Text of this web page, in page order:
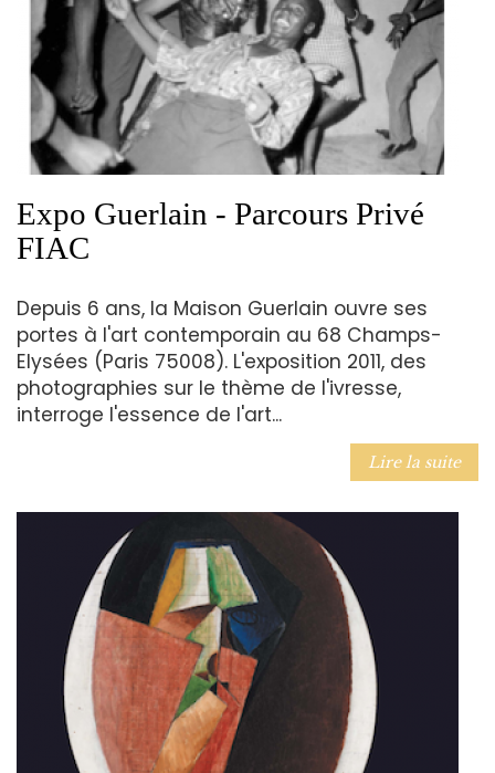
Expo Guerlain - Parcours Privé
FIAC
Depuis 6 ans, la Maison Guerlain ouvre ses
portes à l'art contemporain au 68 Champs-
Elysées (Paris 75008). L'exposition 2011, des
photographies sur le thème de l'ivresse,
interroge l'essence de l'art...
Lire la suite